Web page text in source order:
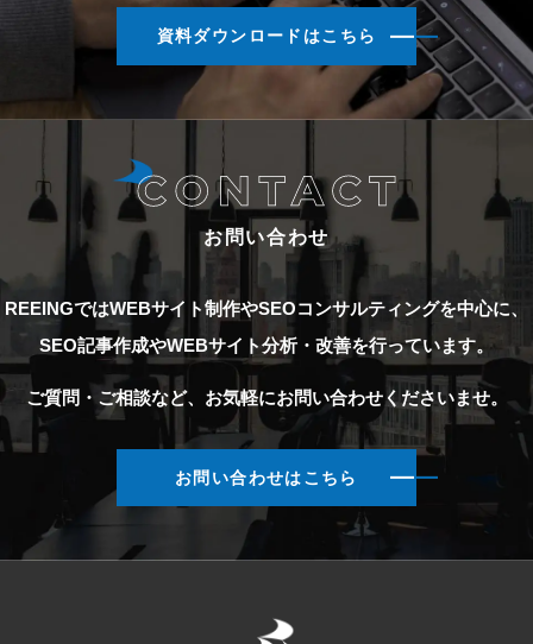
資料ダウンロードはこちら
お問い合わせ
REEINGではWEBサイト制作やSEOコンサルティングを中心に、
SEO記事作成やWEBサイト分析・改善を行っています。
ご質問・ご相談など、お気軽にお問い合わせくださいませ。
お問い合わせはこちら